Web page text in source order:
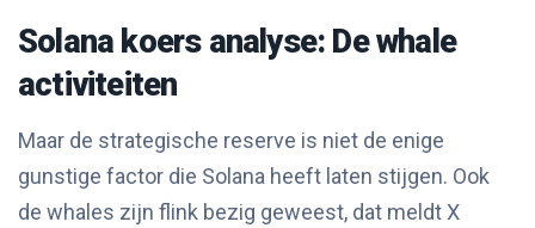
Solana koers analyse: De whale
activiteiten
Maar de strategische reserve is niet de enige
gunstige factor die Solana heeft laten stijgen. Ook
de whales zijn flink bezig geweest, dat meldt X